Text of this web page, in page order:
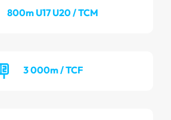
800m U17 U20 / TCM
3 000m / TCF